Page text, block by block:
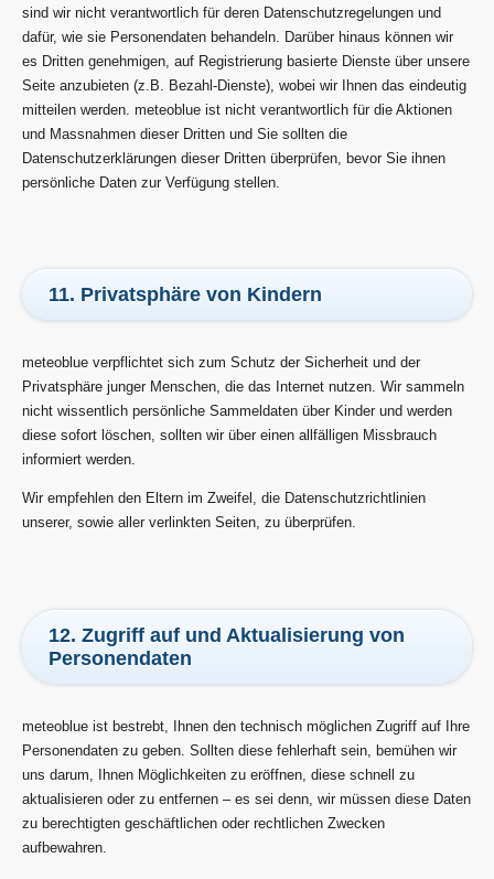
sind wir nicht verantwortlich für deren Datenschutzregelungen und
dafür, wie sie Personendaten behandeln. Darüber hinaus können wir
es Dritten genehmigen, auf Registrierung basierte Dienste über unsere
Seite anzubieten (z.B. Bezahl-Dienste), wobei wir Ihnen das eindeutig
mitteilen werden. meteoblue ist nicht verantwortlich für die Aktionen
und Massnahmen dieser Dritten und Sie sollten die
Datenschutzerklärungen dieser Dritten überprüfen, bevor Sie ihnen
persönliche Daten zur Verfügung stellen.
11. Privatsphäre von Kindern
meteoblue verpflichtet sich zum Schutz der Sicherheit und der
Privatsphäre junger Menschen, die das Internet nutzen. Wir sammeln
nicht wissentlich persönliche Sammeldaten über Kinder und werden
diese sofort löschen, sollten wir über einen allfälligen Missbrauch
informiert werden.
Wir empfehlen den Eltern im Zweifel, die Datenschutzrichtlinien
unserer, sowie aller verlinkten Seiten, zu überprüfen.
12. Zugriff auf und Aktualisierung von
Personendaten
meteoblue ist bestrebt, Ihnen den technisch möglichen Zugriff auf Ihre
Personendaten zu geben. Sollten diese fehlerhaft sein, bemühen wir
uns darum, Ihnen Möglichkeiten zu eröffnen, diese schnell zu
aktualisieren oder zu entfernen – es sei denn, wir müssen diese Daten
zu berechtigten geschäftlichen oder rechtlichen Zwecken
aufbewahren.